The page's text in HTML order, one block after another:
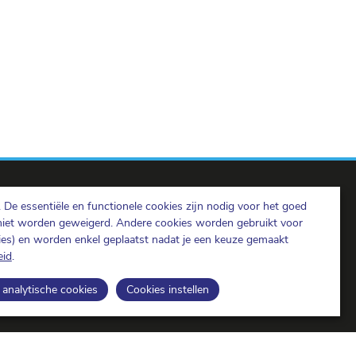
essentiële en functionele cookies zijn nodig voor het goed
worden geweigerd. Andere cookies worden gebruikt voor
en worden enkel geplaatst nadat je een keuze gemaakt
.
cookies Cookies instellen
op LinkedIn